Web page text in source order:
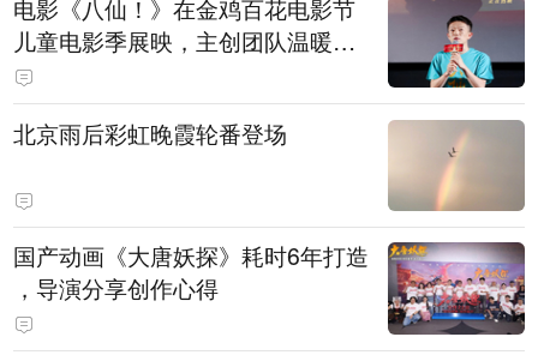
电影《八仙！》在金鸡百花电影节
儿童电影季展映，主创团队温暖寄
语小观众
北京雨后彩虹晚霞轮番登场
国产动画《大唐妖探》耗时6年打造
，导演分享创作心得